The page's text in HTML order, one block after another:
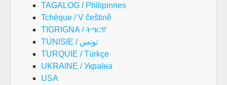
TAGALOG / Philipinnes
Tchèque / V češtině
TIGRIGNA / ትግርኛ
TUNISIE / تونس
TURQUIE / Türkçe
UKRAINE / Україна
USA